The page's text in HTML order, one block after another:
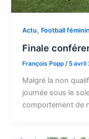
Actu, Football féminin
Finale
François Popp/ 5 avril
Malgré la non
journée sous le
comportement de